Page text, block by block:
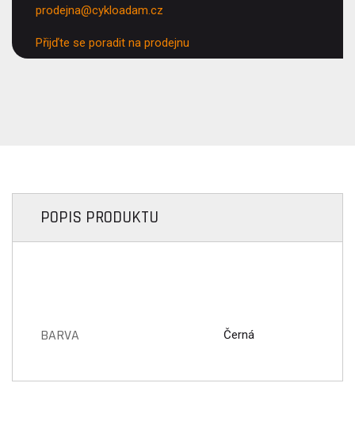
prodejna@cykloadam.cz
Přijďte se poradit na prodejnu
POPIS PRODUKTU
BARVA Černá